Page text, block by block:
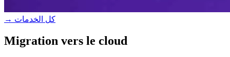
→ كل الخدمات
Migration vers le cloud